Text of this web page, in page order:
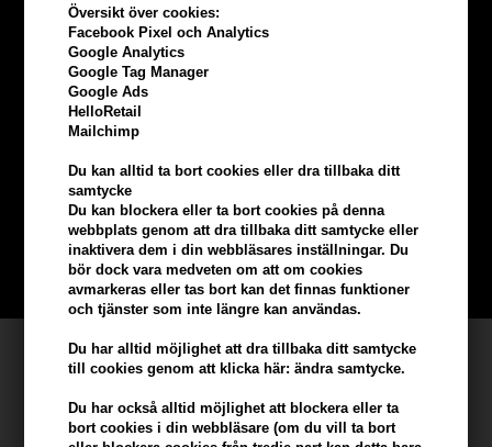
Översikt över cookies:
Facebook Pixel och Analytics
Google Analytics
Google Tag Manager
Google Ads
HelloRetail
Mailchimp
Du kan alltid ta bort cookies eller dra tillbaka ditt
samtycke
Du kan blockera eller ta bort cookies på denna
webbplats genom att dra tillbaka ditt samtycke eller
inaktivera dem i din webbläsares inställningar. Du
bör dock vara medveten om att om cookies
avmarkeras eller tas bort kan det finnas funktioner
och tjänster som inte längre kan användas.
Du har alltid möjlighet att dra tillbaka ditt samtycke
till cookies genom att klicka här: ändra samtycke.
Du har också alltid möjlighet att blockera eller ta
bort cookies i din webbläsare (om du vill ta bort
Tjäna5% bonus
beställning
Bli en del av vår kundklubb gratis och få rabatter när du handlar
BLI EN GRATIS MEDLEM HÄR
Kundservice
Frisenborgvej 6A